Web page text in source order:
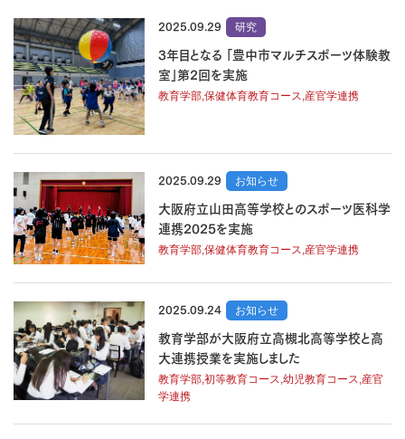
2025.09.29 研究
3年目となる 「豊中市マルチスポーツ体験教
室」第2回を実施
教育学部,保健体育教育コース,産官学連携
2025.09.29 お知らせ
大阪府立山田高等学校とのスポーツ医科学
連携2025を実施
教育学部,保健体育教育コース,産官学連携
2025.09.24 お知らせ
教育学部が大阪府立高槻北高等学校と高
大連携授業を実施しました
教育学部,初等教育コース,幼児教育コース,産官
学連携